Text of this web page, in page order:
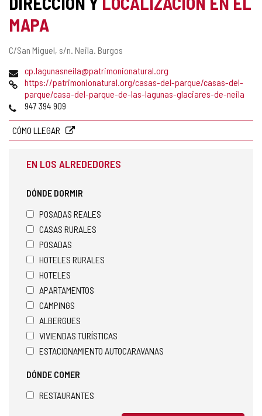
MAPA
Dirección
C/San Miguel, s/n. Neila. Burgos
Dirección
de
correo
electrónico
cp.lagunasneila@patrimonionatural.org
Página
Web
https://patrimonionatural.org/casas-del-parque/casas-del-
parque/casa-del-parque-de-las-lagunas-glaciares-de-neila
Teléfonos
947 394 909
CÓMO LLEGAR
EN LOS ALREDEDORES
DÓNDE DORMIR
POSADAS REALES
CASAS RURALES
POSADAS
HOTELES RURALES
HOTELES
APARTAMENTOS
CAMPINGS
ALBERGUES
VIVIENDAS TURÍSTICAS
ESTACIONAMIENTO AUTOCARAVANAS
DÓNDE COMER
RESTAURANTES